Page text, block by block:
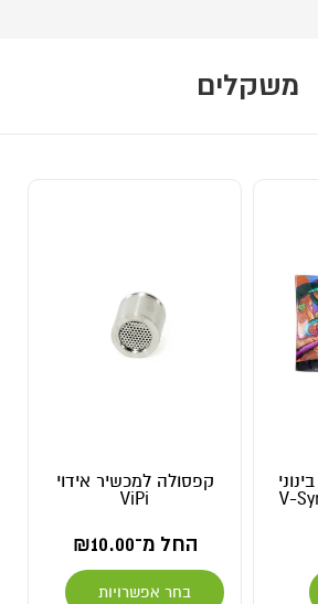
משקלים
V-
קפסולה למכשיר אידוי
ViPi
החל מ־ ₪10.00
בחר אפשרויות